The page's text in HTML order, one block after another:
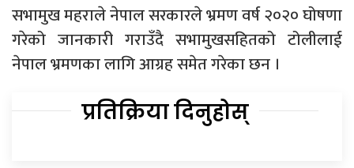
सभामुख महराले नेपाल सरकारले भ्रमण वर्ष २०२० घोषणा
गरेको जानकारी गराउँदै सभामुखसहितको टोलीलाई
नेपाल भ्रमणका लागि आग्रह समेत गरेका छन ।
प्रतिक्रिया दिनुहोस्